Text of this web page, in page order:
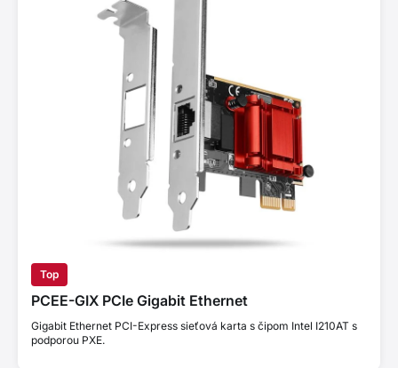
Top
PCEE-GIX PCIe Gigabit Ethernet
Gigabit Ethernet PCI-Express sieťová karta s čipom Intel I210AT s
podporou PXE.